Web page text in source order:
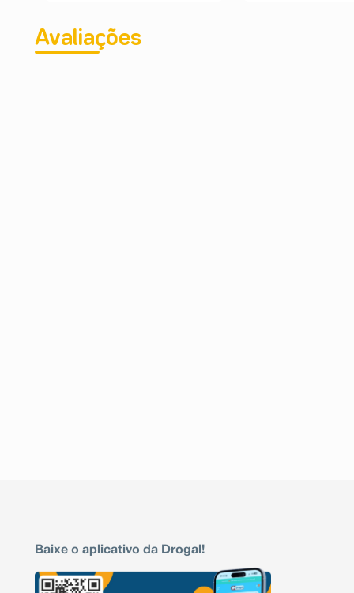
Avaliações
Baixe o aplicativo da Drogal!